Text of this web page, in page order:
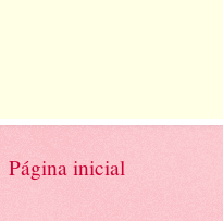
Página inicial